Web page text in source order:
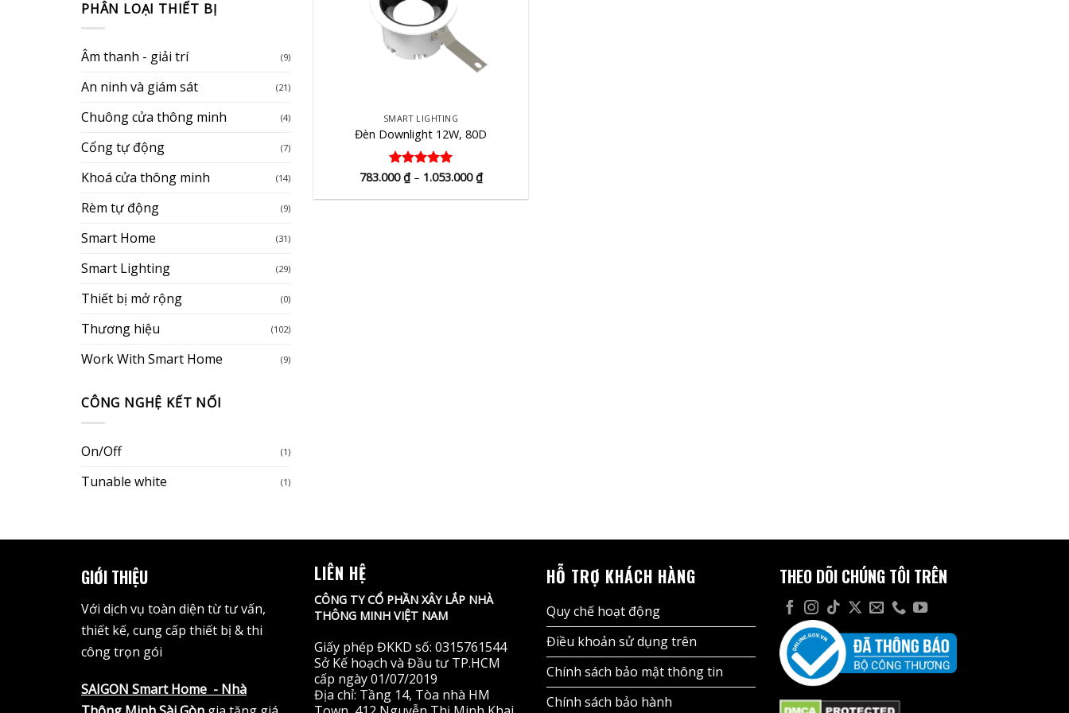
PHÂN LOẠI THIẾT BỊ
Âm thanh - giải trí (9)
An ninh và giám sát (21)
Chuông cửa thông minh (4)
Cổng tự động (7)
Khoá cửa thông minh (14)
Rèm tự động (9)
Smart Home (31)
Smart Lighting (29)
Thiết bị mở rộng (0)
Thương hiệu (102)
Work With Smart Home (9)
CÔNG NGHỆ KẾT NỐI
On/Off (1)
Tunable white (1)
SMART LIGHTING
Đèn Downlight 12W, 80D
Được xếp
sao
783.000₫ – 1.053.000₫Khoảng
giá:
từ
GIỚI THIỆU
Với dịch vụ toàn diện từ tư vấn,
thiết kế, cung cấp thiết bị & thi
công trọn gói
SAIGON Smart Home - Nhà
LIÊN HỆ
CÔNG TY CỔ PHẦN XÂY LẮP NHÀ
THÔNG MINH VIỆT NAM
Giấy phép ĐKKD số: 0315761544
Sở Kế hoạch và Đầu tư TP.HCM
cấp ngày 01/07/2019
Địa chỉ: Tầng 14, Tòa nhà HM
HỖ TRỢ KHÁCH HÀNG
Quy chế hoạt động
Điều khoản sử dụng trên
Chính sách bảo mật thông tin
Chính sách bảo hành
THEO DÕI CHÚNG TÔI TRÊN